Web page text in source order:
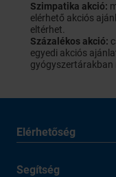
Szimpatika akció:
elérhető akciós
eltérhet.
Százalékos akció:
egyedi akciós
gyógyszertárakban
Elérhetőség
Segítség